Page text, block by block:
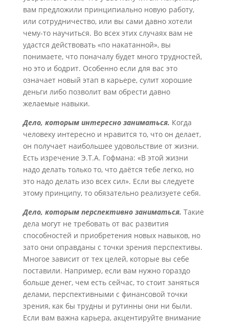
вам предложили принципиально новую работу,
или сотрудничество, или вы сами давно хотели
чему-то научиться. Во всех этих случаях вам не
удастся действовать «по накатанной», вы
понимаете, что поначалу будет много трудностей,
но это и бодрит. Особенно если для вас это
означает новый этап в карьере, сулит хорошие
деньги либо позволит вам обрести давно
желаемые навыки.
Дело, которым интересно заниматься. Когда
человеку интересно и нравится то, что он делает,
он получает наибольшее удовольствие от жизни.
Есть изречение Э.Т.А. Гофмана: «В этой жизни
надо делать только то, что даётся тебе легко, но
это надо делать изо всех сил». Если вы следуете
этому принципу, то обязательно реализуете себя.
Дело, которым перспективно заниматься. Такие
дела могут не требовать от вас развития
способностей и приобретения новых навыков, но
зато они оправданы с точки зрения перспективы.
Многое зависит от тех целей, которые вы себе
поставили. Например, если вам нужно гораздо
больше денег, чем есть сейчас, то стоит заняться
делами, перспективными с финансовой точки
зрения, как бы трудны и рутинны они ни были.
Если вам важна карьера, акцентируйте внимание